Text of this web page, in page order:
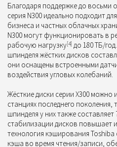
Благодаря поддержке до восьми
серия N300 идеально подходит
бизнеса и частных облачных
N300 могут функционировать в
рабочую нагрузку[4] до 180 ТБ/
шпинделя жёстких дисков
они оснащены встроенными
воздействия угловых колебаний.
Жёсткие диски серии X300
станциях последнего поколения,
шпинделя у них также
стабилизации дисков повышает
технология кэширования
кэша во время чтения/записи,